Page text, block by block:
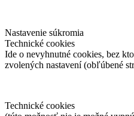
Nastavenie súkromia
Technické cookies
Ide o nevyhnutné cookies, bez
zvolených nastavení (obľúbené
Technické cookies